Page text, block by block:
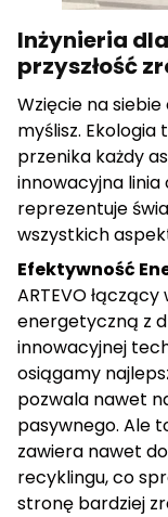
Inżynieria
przyszłość
Wzięcie na
myślisz.
przenika każdy
innowacyjna
reprezentuje
wszystkich
Efektywność
ARTEVO
energetyczną z
innowacyjnej
osiągamy
pozwala nawet
pasywnego. Ale
zawiera nawet
recyklingu, co
stronę bardziej